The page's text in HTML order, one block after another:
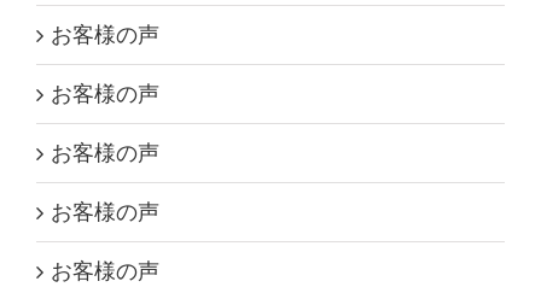
お客様の声
お客様の声
お客様の声
お客様の声
お客様の声